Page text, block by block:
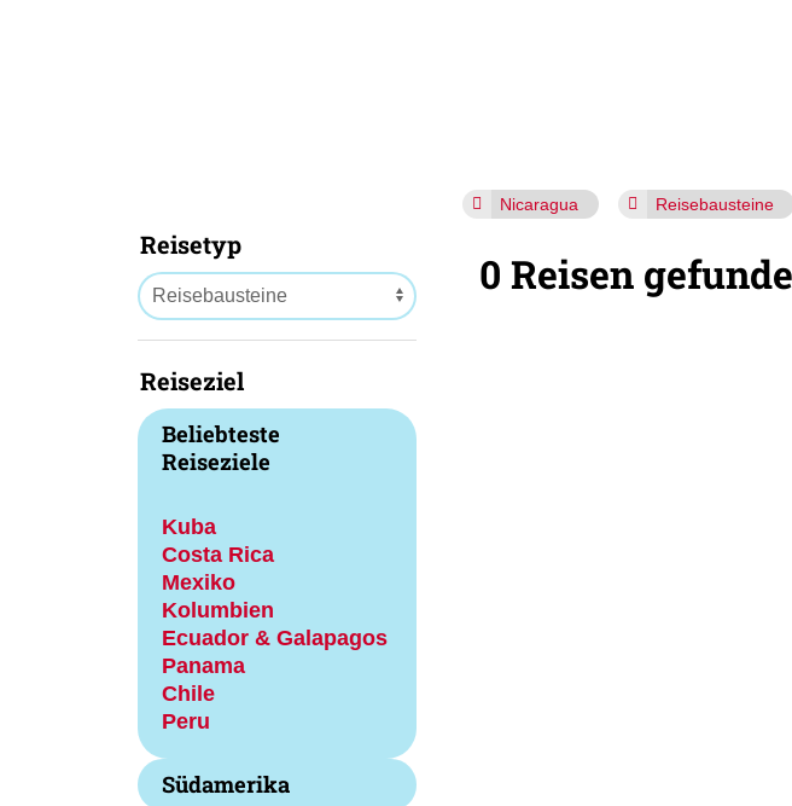
Reisetyp
Reiseziel
Beliebteste
Reiseziele
Kuba
Costa Rica
Mexiko
Kolumbien
Ecuador & Galapagos
Panama
Chile
Peru
Südamerika
Nicaragua Reisebausteine
0 Reisen